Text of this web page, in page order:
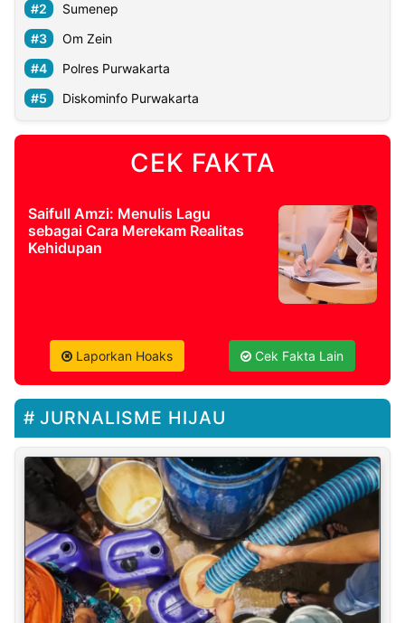
Sumenep
Om Zein
Polres Purwakarta
Diskominfo Purwakarta
CEK FAKTA
Saifull Amzi: Menulis Lagu
sebagai Cara Merekam Realitas
Kehidupan
Laporkan Hoaks Cek Fakta Lain
JURNALISME HIJAU